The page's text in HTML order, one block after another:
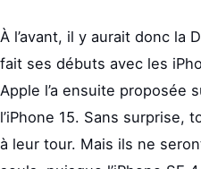
À l’avant, il y aurait donc la
fait ses débuts avec les
Apple l’a ensuite proposée
l’iPhone 15. Sans surprise,
à leur tour. Mais ils ne